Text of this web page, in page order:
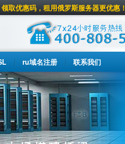
领取优惠码，租用俄罗斯服务器更优惠！
ru域名注册 联系我们